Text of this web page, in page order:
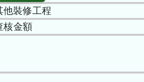
裝修工程
核金額